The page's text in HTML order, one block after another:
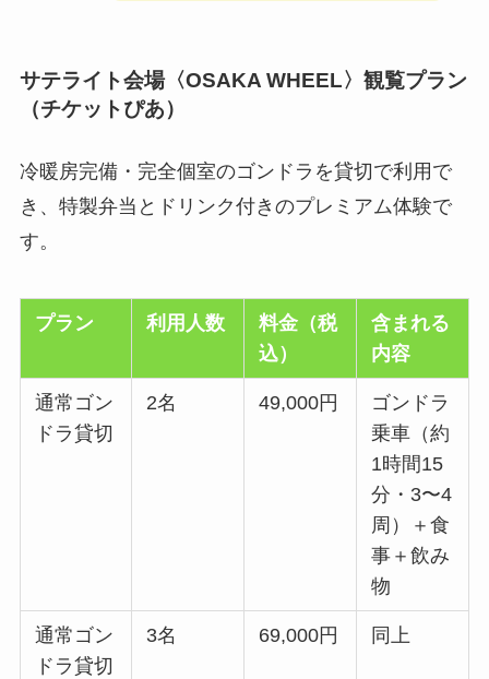
サテライト会場〈OSAKA WHEEL〉観覧プラン
（チケットぴあ）
冷暖房完備・完全個室のゴンドラを貸切で利用で
き、特製弁当とドリンク付きのプレミアム体験で
す。
プラン 利用人数
料金（税
込）
含まれる
内容
通常ゴン
ドラ貸切
2名 49,000円
ゴンドラ
乗車（約
1時間15
分・3〜4
周）＋食
事＋飲み
物
通常ゴン
ドラ貸切
3名 69,000円 同上